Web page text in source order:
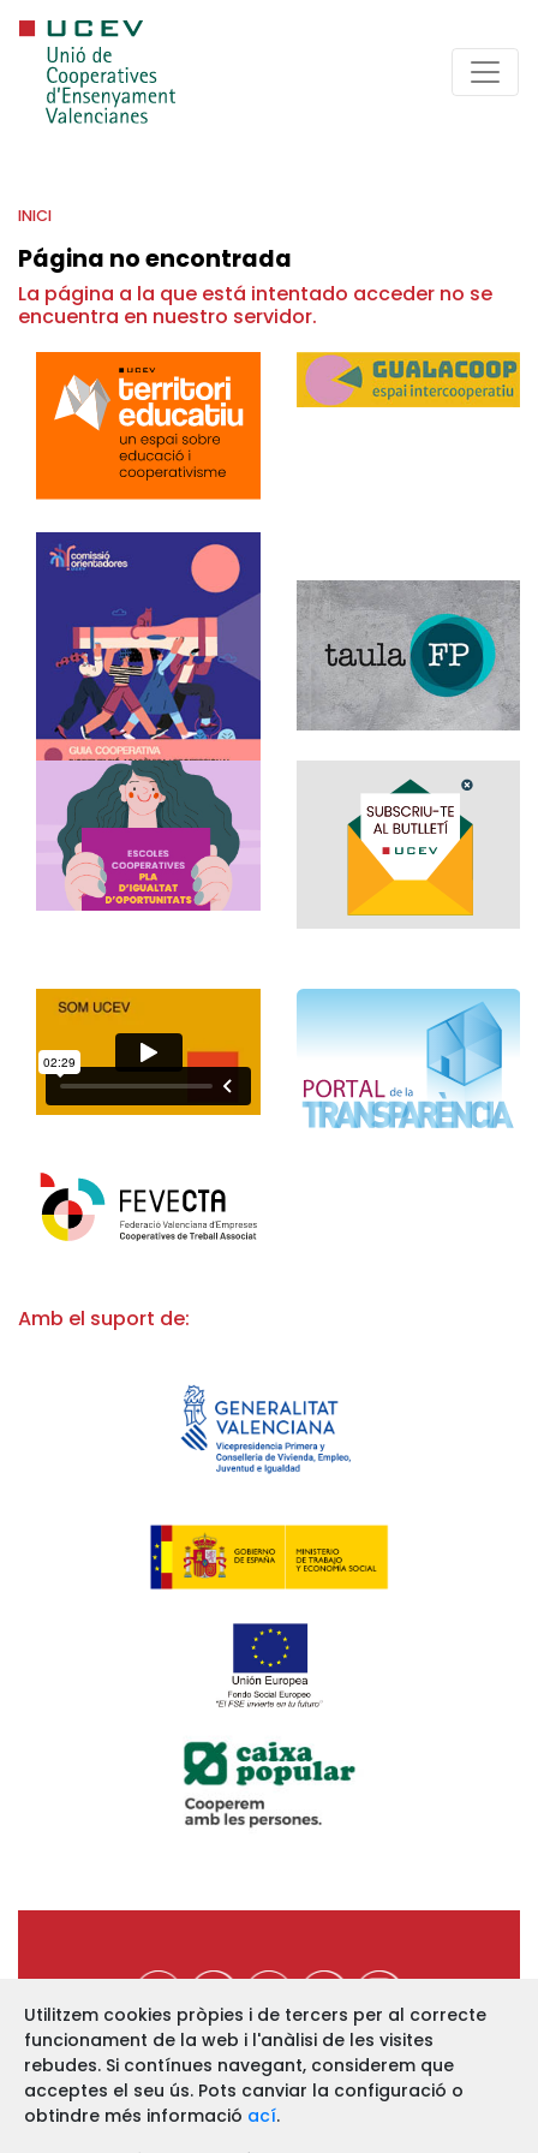
INICI
Página no encontrada
La página a la que está intentado acceder no se
encuentra en nuestro servidor.
Amb el suport de:
https://www.ucev.coop
C/ Arquebisbe Majoral, 11-B
46002 VALÈNCIA
Utilitzem cookies pròpies i de tercers per al correcte
funcionament de la web i l'anàlisi de les visites
rebudes. Si contínues navegant, considerem que
acceptes el seu ús. Pots canviar la configuració o
obtindre més informació ací.